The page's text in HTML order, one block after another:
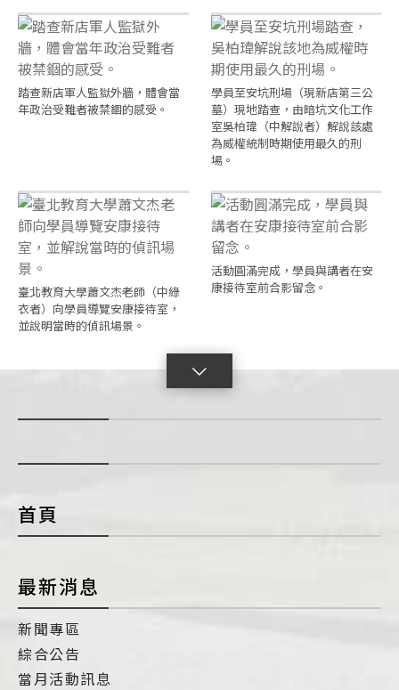
踏查新店軍人監獄外牆，體會當
年政治受難者被禁錮的感受。
學員至安坑刑場（現新店第三公
墓）現地踏查，由暗坑文化工作
室吳柏瑋（中解說者）解說該處
為威權統制時期使用最久的刑
場。
臺北教育大學蕭文杰老師（中綠
衣者）向學員導覽安康接待室，
並說明當時的偵訊場景。
活動圓滿完成，學員與講者在安
康接待室前合影留念。
首頁
最新消息
新聞專區
綜合公告
當月活動訊息